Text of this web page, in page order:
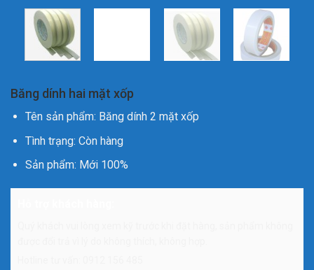
Băng dính hai mặt xốp
Tên sản phẩm: Băng dính 2 mặt xốp
Tình trạng: Còn hàng
Sản phẩm: Mới 100%